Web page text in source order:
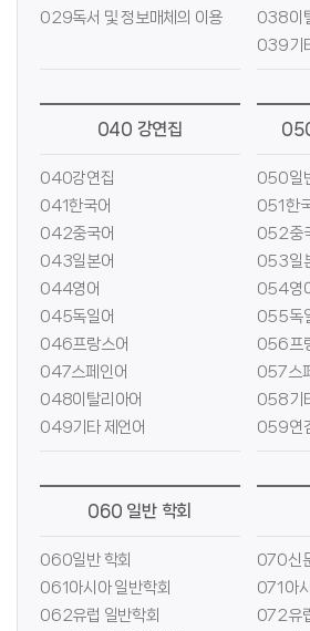
029독서 및 정보매체의 이용
038이
039기
040 강연집
040강연집
041한국어
042중국어
043일본어
044영어
045독일어
046프랑스어
047스페인어
048이탈리아어
049기타 제언어
050일
051한
052중
053일
054영
055독
056프
057스
058기
059연
060 일반 학회
060일반 학회
061아시아 일반학회
062유럽 일반학회
070신
071아
072유